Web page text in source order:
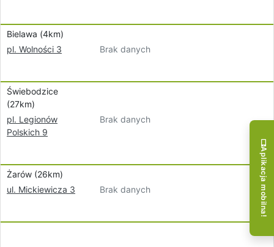
Bielawa (4km)
pl. Wolności 3
Brak danych
Świebodzice
(27km)
pl. Legionów
Polskich 9
Brak danych
Żarów (26km)
ul. Mickiewicza 3
Brak danych Aplikacja mobilna!